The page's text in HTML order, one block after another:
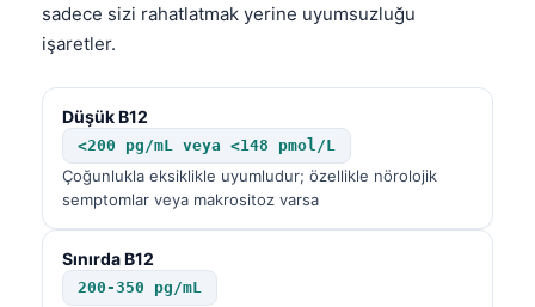
sadece sizi rahatlatmak yerine uyumsuzluğu
işaretler.
Düşük B12
<200 pg/mL veya <148 pmol/L
Çoğunlukla eksiklikle uyumludur; özellikle nörolojik
semptomlar veya makrositoz varsa
Sınırda B12
200-350 pg/mL